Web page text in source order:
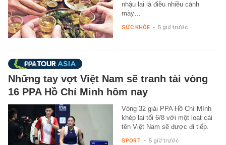
nhậu lại là điều nhiều cánh
mày…
SỨC KHỎE - 5 giờ trước
Những tay vợt Việt Nam sẽ tranh tài vòng
16 PPA Hồ Chí Minh hôm nay
Vòng 32 giải PPA Hồ Chí MInh
khép lại tối 6/8 với một loạt cái
tên Việt Nam sẽ được đi tiếp.
SPORT - 5 giờ trước